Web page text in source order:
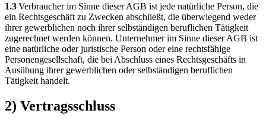
1.3Verbraucher im Sinne dieser AGB ist jede natürliche Person, die
ein Rechtsgeschäft zu Zwecken abschließt, die überwiegend weder
ihrer gewerblichen noch ihrer selbständigen beruflichen Tätigkeit
zugerechnet werden können. Unternehmer im Sinne dieser AGB ist
eine natürliche oder juristische Person oder eine rechtsfähige
Personengesellschaft, die bei Abschluss eines Rechtsgeschäfts in
Ausübung ihrer gewerblichen oder selbständigen beruflichen
Tätigkeit handelt.
2) Vertragsschluss